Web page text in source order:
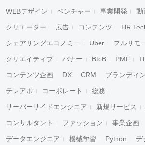
WEBデザイン ベンチャー 事業開発 動
クリエーター 広告 コンテンツ HR
シェアリングエコノミー Uber フルリモ
クリエイティブ バナー BtoB PMF IT
コンテンツ企画 DX CRM ブランディ
テレアポ コーポレート 総務
サーバーサイドエンジニア 新規サービス
コンサルタント ファッション 事業企画
データエンジニア 機械学習 Python デ